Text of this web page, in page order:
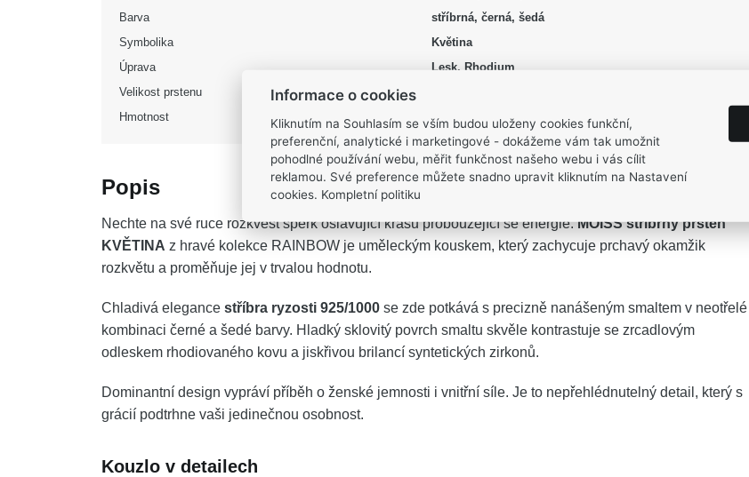
Barva
stříbrná, černá, šedá
Symbolika
Květina
Úprava
Lesk, Rhodium
Velikost prstenu
Hmotnost
6,9 g
Popis
Nechte na své ruce rozkvést šperk oslavující krásu probouzející se energie.MOISS stříbrný prsten
KVĚTINA z hravé kolekce RAINBOW je uměleckým kouskem, který zachycuje prchavý okamžik
rozkvětu a proměňuje jej v trvalou hodnotu.
Chladivá elegance stříbra ryzosti 925/1000 se zde potkává s precizně nanášeným smaltem v neotřelé
kombinaci černé a šedé barvy. Hladký sklovitý povrch smaltu skvěle kontrastuje se zrcadlovým
odleskem rhodiovaného kovu a jiskřivou brilancí syntetických zirkonů.
Dominantní design vypráví příběh o ženské jemnosti i vnitřní síle. Je to nepřehlédnutelný detail, který s
grácií podtrhne vaši jedinečnou osobnost.
Kouzlo v detailech
Informace o cookies
Kliknutím na Souhlasím se vším budou uloženy cookies funkční,
preferenční, analytické i marketingové - dokážeme vám tak umožnit
pohodlné používání webu, měřit funkčnost našeho webu i vás cílit
reklamou. Své preference můžete snadno upravit kliknutím na Nastavení
cookies. Kompletní politiku